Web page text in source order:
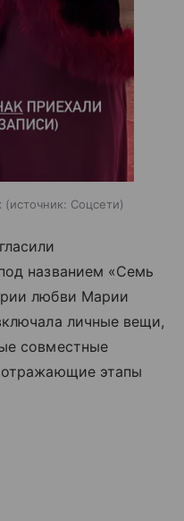
источник: Соцсети
названием «Семь
любви Марии
личные вещи,
совместные
этапы